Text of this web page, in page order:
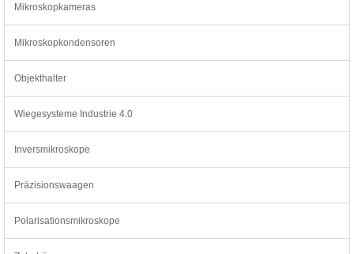
Mikroskopkameras
Mikroskopkondensoren
Objekthalter
Wiegesysteme Industrie 4.0
Inversmikroskope
Präzisionswaagen
Polarisationsmikroskope